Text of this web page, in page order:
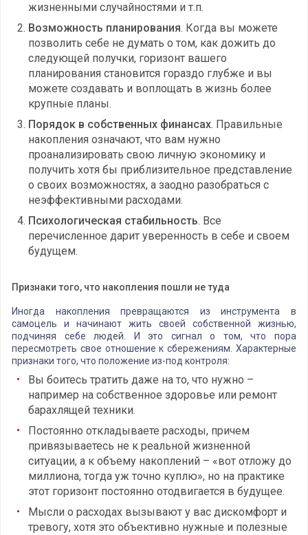
жизненными случайностями и т.п.
Возможность планирования. Когда вы можете
позволить себе не думать о том, как дожить до
следующей получки, горизонт вашего
планирования становится гораздо глубже и вы
можете создавать и воплощать в жизнь более
крупные планы.
Порядок в собственных финансах. Правильные
накопления означают, что вам нужно
проанализировать свою личную экономику и
получить хотя бы приблизительное представление
о своих возможностях, а заодно разобраться с
неэффективными расходами.
Психологическая стабильность. Все
перечисленное дарит уверенность в себе и своем
будущем.
Признаки того, что накопления пошли не туда
Иногда накопления превращаются из инструмента в
самоцель и начинают жить своей собственной жизнью,
подчиняя себе людей. И это сигнал о том, что пора
пересмотреть свое отношение к сбережениям. Характерные
признаки того, что положение из-под контроля:
Вы боитесь тратить даже на то, что нужно –
например на собственное здоровье или ремонт
барахлящей техники.
Постоянно откладываете расходы, причем
привязываетесь не к реальной жизненной
ситуации, а к объему накоплений – «вот отложу до
миллиона, тогда уж точно куплю», но на практике
этот горизонт постоянно отодвигается в будущее.
Мысли о расходах вызывают у вас дискомфорт и
тревогу, хотя это объективно нужные и полезные